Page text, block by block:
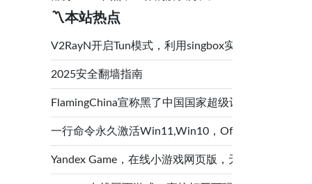
〽️本站热点
V2RayN开启Tun模式，利用singbox实现透明代理，
2025安全翻墙指南
FlamingChina宣称黑了中国国家超级计算中心（
一行命令永久激活Win11,Win10，Office, 无需找激
Yandex Game，在线小游戏网页版，无需登录，直接